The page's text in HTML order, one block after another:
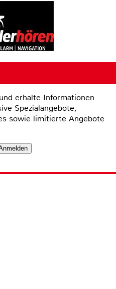
erhalte Informationen
Spezialangebote,
sowie limitierte Angebote